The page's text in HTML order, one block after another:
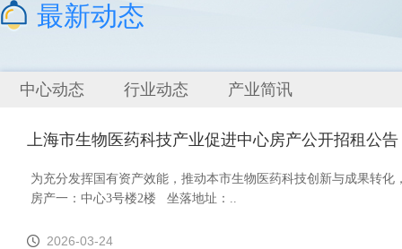
最新动态
中心动态 行业动态 产业简讯
上海市生物医药科技产业促进中心房产公开招租公告
为充分发挥国有资产效能，推动本市生物医药科技创新与成果转
房产一：中心3号楼2楼 坐落地址：..
2026-03-24